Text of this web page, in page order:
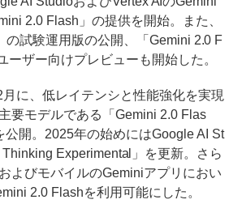
2.0 Flash」の提供を開始。また、
の試験運用版の公開、「Gemini 2.0 F
ーザー向けプレビューも開始した。
に、低レイテンシと性能強化を実現
要モデルである「Gemini 2.0 Flas
公開。2025年の始めにはGoogle AI St
Experimental」を更新。さら
よびモバイルのGeminiアプリにおい
2.0 Flashを利用可能にした。